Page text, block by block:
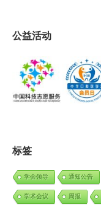
公益活动
标签
学会领导 通知公告
学术会议 周报